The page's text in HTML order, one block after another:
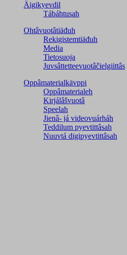
Äigikyevdil
Tábáhtusah
Ohtâvuotâtiäđuh
Rekigistemtiäđuh
Media
Tietosuoja
Juvsâttetteevuotâčielgiittâs
Oppâmaterialkävppi
Oppâmaterialeh
Kirjálâšvuotâ
Speelah
Jienâ- já videovuárháh
Teddilum pyevtittâsah
Nuuvtá digipyevtittâsah